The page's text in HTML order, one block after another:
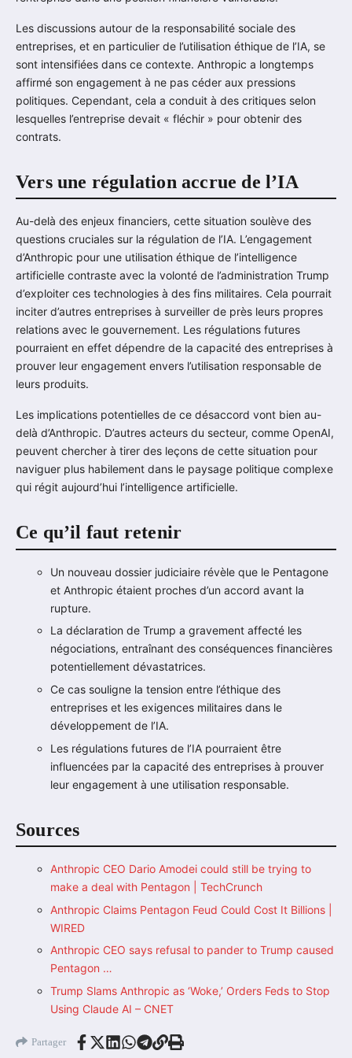
Les discussions autour de la responsabilité sociale des
entreprises, et en particulier de l’utilisation éthique de l’IA, se
sont intensifiées dans ce contexte. Anthropic a longtemps
affirmé son engagement à ne pas céder aux pressions
politiques. Cependant, cela a conduit à des critiques selon
lesquelles l’entreprise devait « fléchir » pour obtenir des
contrats.
Vers une régulation accrue de l’IA
Au-delà des enjeux financiers, cette situation soulève des
questions cruciales sur la régulation de l’IA. L’engagement
d’Anthropic pour une utilisation éthique de l’intelligence
artificielle contraste avec la volonté de l’administration Trump
d’exploiter ces technologies à des fins militaires. Cela pourrait
inciter d’autres entreprises à surveiller de près leurs propres
relations avec le gouvernement. Les régulations futures
pourraient en effet dépendre de la capacité des entreprises à
prouver leur engagement envers l’utilisation responsable de
leurs produits.
Les implications potentielles de ce désaccord vont bien au-
delà d’Anthropic. D’autres acteurs du secteur, comme OpenAI,
peuvent chercher à tirer des leçons de cette situation pour
naviguer plus habilement dans le paysage politique complexe
qui régit aujourd’hui l’intelligence artificielle.
Ce qu’il faut retenir
Un nouveau dossier judiciaire révèle que le Pentagone
et Anthropic étaient proches d’un accord avant la
rupture.
La déclaration de Trump a gravement affecté les
négociations, entraînant des conséquences financières
potentiellement dévastatrices.
Ce cas souligne la tension entre l’éthique des
entreprises et les exigences militaires dans le
développement de l’IA.
Les régulations futures de l’IA pourraient être
influencées par la capacité des entreprises à prouver
leur engagement à une utilisation responsable.
Sources
Anthropic CEO Dario Amodei could still be trying to
make a deal with Pentagon | TechCrunch
Anthropic Claims Pentagon Feud Could Cost It Billions |
WIRED
Anthropic CEO says refusal to pander to Trump caused
Pentagon …
Trump Slams Anthropic as ‘Woke,’ Orders Feds to Stop
Using Claude AI – CNET
Partager